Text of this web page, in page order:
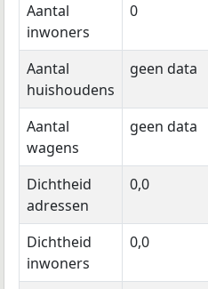
Aantal
inwoners
0
Aantal
huishoudens
geen data
Aantal
wagens
geen data
Dichtheid
adressen
0,0
Dichtheid
inwoners
0,0